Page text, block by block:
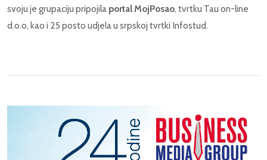
svoju je grupaciju pripojila portal MojPosao, tvrtku Tau on-line
d.o.o, kao i 25 posto udjela u srpskoj tvrtki Infostud.